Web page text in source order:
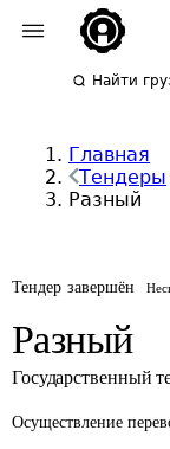
Найти
Главная
Тендеры
Разный
Тендер завершён
Разный
Государственный
Осуществление